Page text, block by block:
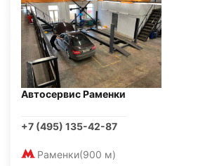
Автосервис Раменки
+7 (495) 135-42-87
Раменки(900 м)